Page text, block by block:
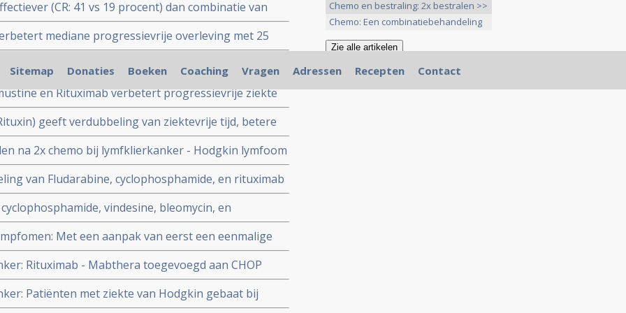
ziektevrije tijd(CR: 41 vs 19 procent) dan combinatie van
lymfklierkanker (Peripheral T-cell Lymphoma).
mediane progressievrije overleving met 25
patienten met recidief van indolente lymfomen -
alleen rituximab copy 1
tumor DNA metingen geven vooraf en al na 1
op de uiteindelijke effectiviteit van een
grootcellig lymfoom - B-Cell Lymfklierkanker
en Rituximab verbetert progressievrije ziekte
procenten bij Chronische Lymfatische Leukemia
kleine tumoren
geeft verdubbeling van ziektevrije tijd, betere
voor patiënten met nieuw gediagnosticeerde
mantelcellymfomen, in vergelijking met de R-CHOP
na 2x chemo bij lymfklierkanker - Hodgkin lymfoom
tijd en recidiefkansen als 4x bestralen, maar veel
en latere complicaties.
van Fludarabine, cyclophosphamide, en rituximab
op tijd tot progressie van de ziekte en op
- Chronische Lymfatische Leukemie.
vindesine, bleomycin, en
betere resultaten, langere overlevingstijd, dan de
doxorubicin, vincristine
Met een aanpak van eerst een eenmalige
vincristine, doxorubicin en
door Rituximab plus hoge dosis methotrexate-
Rituximab - Mabthera toegevoegd aan CHOP
- B-cel lympfomen geeft superieure resultaten blijkt
Patiënten met ziekte van Hodgkin gebaat bij
verhoogde dosis - en niet gebaat bij aanvullende
Chemo en bestraling: 2x bestralen >>
Chemo: Een combinatiebehandeling
>>
Sitemap Donaties Boeken Coaching Vragen Adressen Recepten Contact